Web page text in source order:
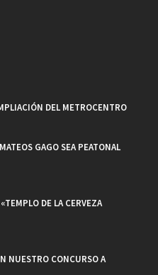
DEL METROCENTRO
GAGO SEA PEATONAL
DE LA CERVEZA
NUESTRO CONCURSO A